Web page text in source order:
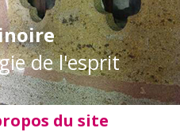
de l'esprit
du site